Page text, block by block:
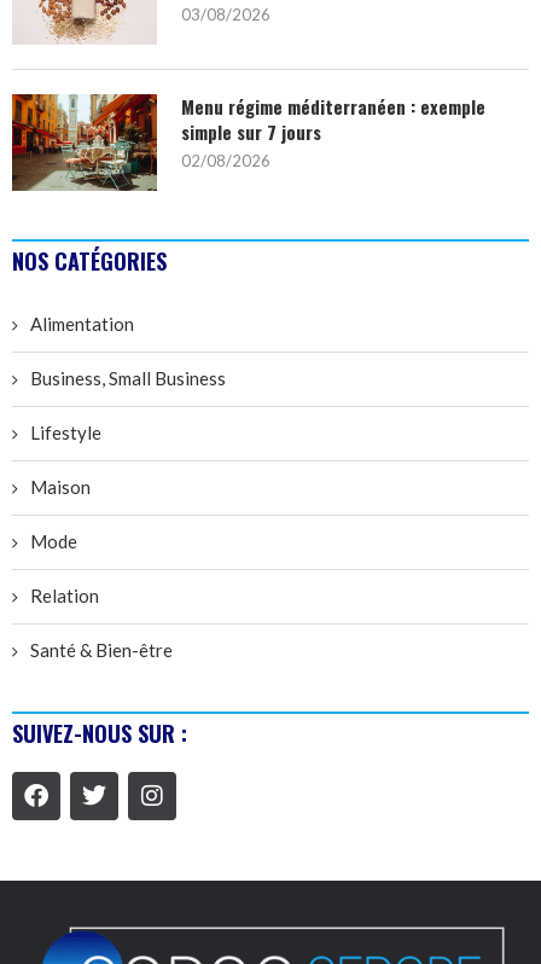
03/08/2026
Menu régime méditerranéen : exemple
simple sur 7 jours
02/08/2026
NOS CATÉGORIES
Alimentation
Business, Small Business
Lifestyle
Maison
Mode
Relation
Santé & Bien-être
SUIVEZ-NOUS SUR :